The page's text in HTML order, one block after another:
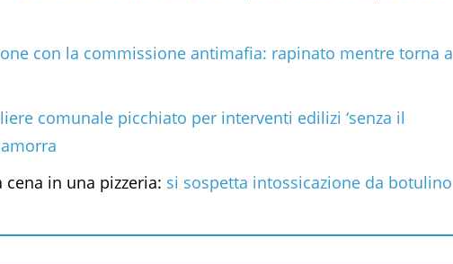
con la commissione antimafia: rapinato mentre torna a
comunale picchiato per interventi edilizi ‘senza il
in una pizzeria: si sospetta intossicazione da botulino